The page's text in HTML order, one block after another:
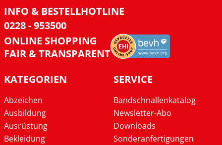
INFO & BESTELLHOTLINE
0228 - 953500
ONLINE SHOPPING
FAIR & TRANSPARENT
KATEGORIEN
Abzeichen
Ausbildung
Ausrüstung
Bekleidung
SERVICE
Bandschnallenkatalog
Newsletter-Abo
Downloads
Sonderanfertigungen